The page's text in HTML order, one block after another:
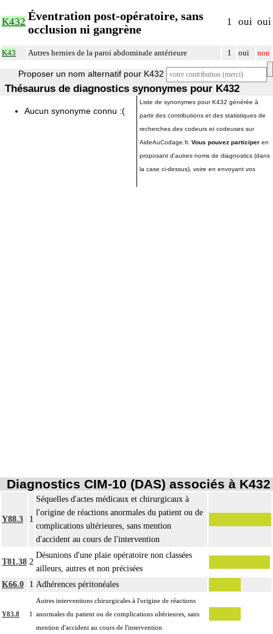
K432 Éventration post-opératoire, sans
occlusion ni gangrène
1 oui oui
K43 Autres hernies de la paroi abdominale antérieure 1 oui non
Proposer un nom alternatif pour K432
Thésaurus de diagnostics synonymes pour K432
Aucun synonyme connu :(
Liste de synonymes pour K432 générée à
partir des contributions et des statistiques de
recherches des codeurs et codeuses sur
AideAuCodage.fr. Vous pouvez participer en
proposant d'autres noms de diagnostics (dans
la case ci-dessus), voire en envoyant vos
Diagnostics CIM-10 (DAS) associés à K432
Y88.3 1
Séquelles d'actes médicaux et chirurgicaux à
l'origine de réactions anormales du patient ou de
complications ultérieures, sans mention
d'accident au cours de l'intervention
T81.38 2
Désunions d'une plaie opératoire non classées
ailleurs, autres et non précisées
K66.0
1 Adhérences péritonéales
Y83.8 1
Autres interventions chirurgicales à l'origine de réactions
anormales du patient ou de complications ultérieures, sans
mention d'accident au cours de l'intervention